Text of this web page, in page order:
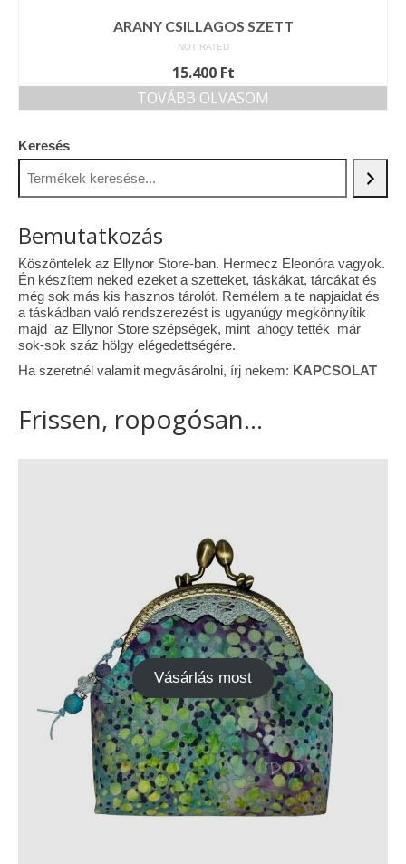
ARANY CSILLAGOS SZETT
NOT RATED
15.400 Ft
TOVÁBB OLVASOM
Keresés
Bemutatkozás
Köszöntelek az Ellynor Store-ban. Hermecz Eleonóra vagyok.
Én készítem neked ezeket a szetteket, táskákat, tárcákat és
még sok más kis hasznos tárolót. Remélem a te napjaidat és
a táskádban való rendszerezést is ugyanúgy megkönnyítik
majd az Ellynor Store szépségek, mint ahogy tették már
sok-sok száz hölgy elégedettségére.
Ha szeretnél valamit megvásárolni, írj nekem: KAPCSOLAT
Frissen, ropogósan...
Vásárlás most